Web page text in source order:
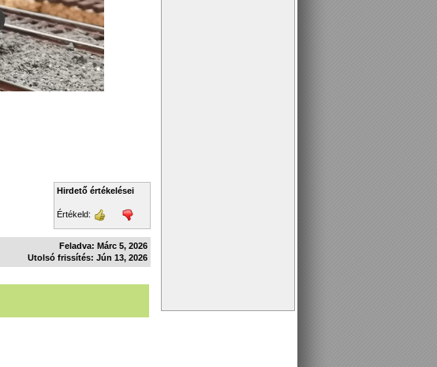
Hirdető értékelései
Értékeld:
Feladva: Márc 5, 2026
Utolsó frissítés: Jún 13, 2026